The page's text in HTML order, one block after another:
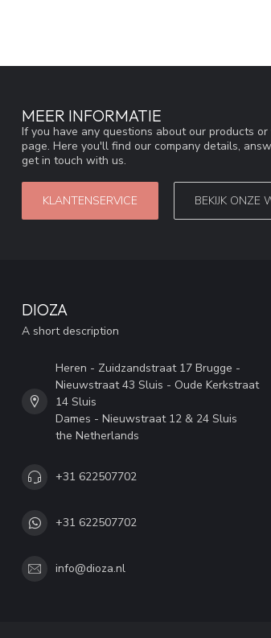
MEER INFORMATIE
If you have any questions about our products
page. Here you'll find our company details,
get in touch with us.
KLANTENSERVICE BEKIJK ONZE
DIOZA
A short description
Heren - Zuidzandstraat 17 Brugge -
Nieuwstraat 43 Sluis - Oude Kerkstraat
14 Sluis
Dames - Nieuwstraat 12 & 24 Sluis
the Netherlands
+31 622507702
+31 622507702
info@dioza.nl